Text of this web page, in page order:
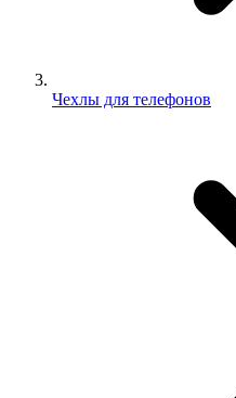
Чехлы для телефонов